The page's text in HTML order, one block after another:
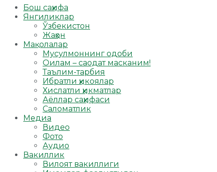
Бош саҳифа
Янгиликлар
Ўзбекистон
Жаҳон
Мақолалар
Мусулмоннинг одоби
Оилам – саодат масканим!
Таълим-тарбия
Ибратли ҳикоялар
Хислатли ҳикматлар
Аёллар саҳифаси
Саломатлик
Медиа
Видео
Фото
Аудио
Вакиллик
Вилоят вакиллиги